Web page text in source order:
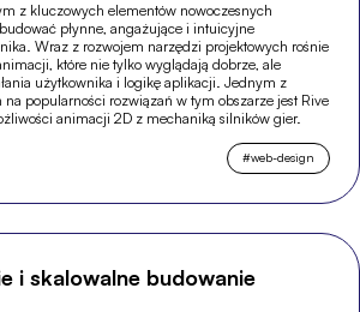
z kluczowych elementów nowoczesnych
płynne, angażujące i intuicyjne
Wraz z rozwojem narzędzi projektowych rośnie
które nie tylko wyglądają dobrze, ale
użytkownika i logikę aplikacji. Jednym z
popularności rozwiązań w tym obszarze jest Rive
animacji 2D z mechaniką silników gier.
#web-design
i skalowalne budowanie